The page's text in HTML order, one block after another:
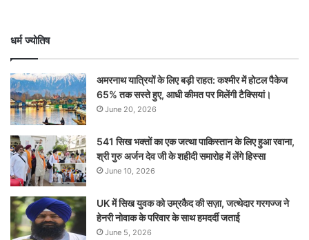
धर्म ज्योतिष
अमरनाथ यात्रियों के लिए बड़ी राहत: कश्मीर में होटल पैकेज
65% तक सस्ते हुए, आधी कीमत पर मिलेंगी टैक्सियां।
June 20, 2026
541 सिख भक्तों का एक जत्था पाकिस्तान के लिए हुआ रवाना,
श्री गुरु अर्जन देव जी के शहीदी समारोह में लेंगे हिस्सा
June 10, 2026
UK में सिख युवक को उम्रकैद की सज़ा, जत्थेदार गरगज्ज ने
हेनरी नोवाक के परिवार के साथ हमदर्दी जताई
June 5, 2026